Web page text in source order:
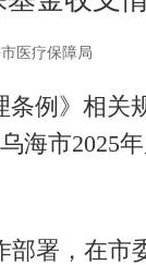
医疗保障局
例》相关
市2025
署，在市